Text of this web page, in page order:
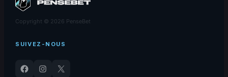
Copyright © 2026 PenseBet
SUIVEZ-NOUS
Facebook Instagram
X